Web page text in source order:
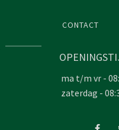
CONTACT
ma t/m vr -
zaterdag -